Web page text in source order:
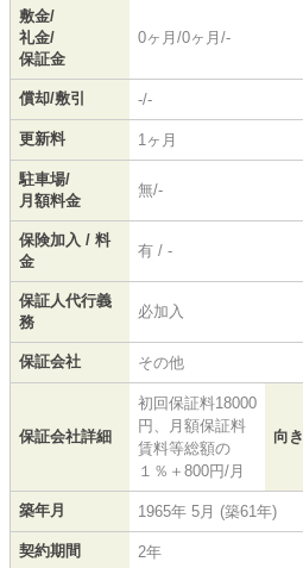
敷金/
礼金/
保証金
0ヶ月/0ヶ月/-
償却/敷引 -/-
更新料 1ヶ月
駐車場/
月額料金
無/-
保険加入 / 料
金
有 / -
保証人代行義
務
必加入
保証会社 その他
保証会社詳細
初回保証料18000
円、月額保証料
賃料等総額の
１％＋800円/月
向き
築年月 1965年 5月 (築61年)
契約期間 2年